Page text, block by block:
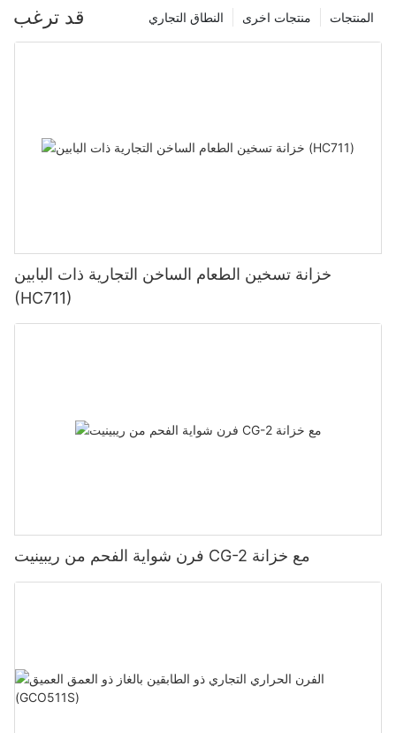
قد ترغب المنتجات منتجات اخرى النطاق التجاري
خزانة تسخين الطعام الساخن التجارية ذات البابين
(HC711)
فرن شواية الفحم من ريبينيت CG-2 مع خزانة